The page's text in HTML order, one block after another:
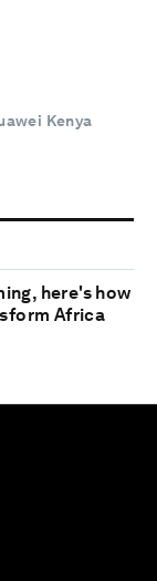
Kenya
here's how
Africa